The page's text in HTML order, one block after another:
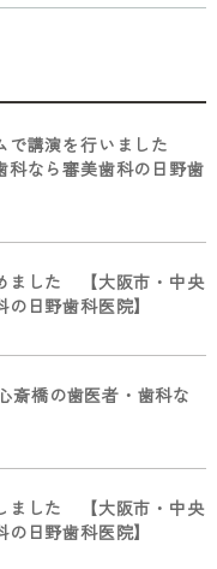
で講演を行いました
科なら審美歯科の日野歯
ました 【大阪市・中央
日野歯科医院】
斎橋の歯医者・歯科な
ました 【大阪市・中央
日野歯科医院】